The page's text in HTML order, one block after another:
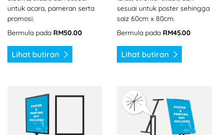
untuk acara, pameran serta
promosi.
Bermula pada RM50.00
Lihat butiran
sesuai untuk poster sehingga
saiz 60cm x 80cm.
Bermula pada RM45.00
Lihat butiran
Lihat butiran Standee Poster Lihat butiran Stand